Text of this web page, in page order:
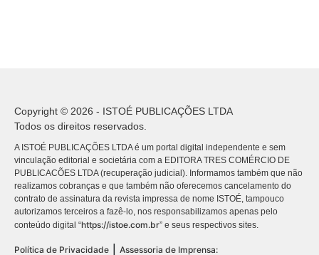
Copyright © 2026 - ISTOÉ PUBLICAÇÕES LTDA
Todos os direitos reservados.
A ISTOÉ PUBLICAÇÕES LTDA é um portal digital independente e sem
vinculação editorial e societária com a EDITORA TRES COMÉRCIO DE
PUBLICACÕES LTDA (recuperação judicial). Informamos também que não
realizamos cobranças e que também não oferecemos cancelamento do
contrato de assinatura da revista impressa de nome ISTOÉ, tampouco
autorizamos terceiros a fazê-lo, nos responsabilizamos apenas pelo
conteúdo digital “https://istoe.com.br” e seus respectivos sites.
Política de Privacidade Assessoria de Imprensa: